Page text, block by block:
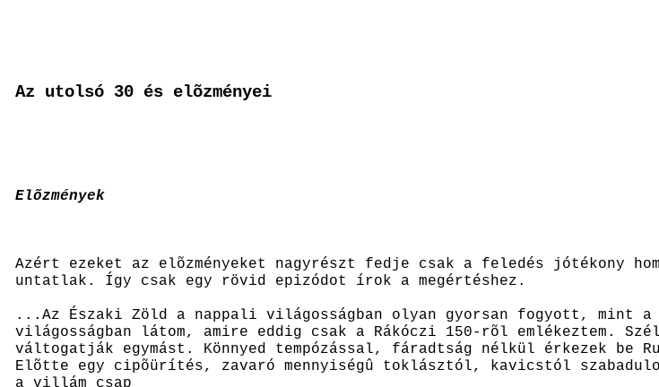
Az utolsó 30 és elõzményei
Elõzmények
Azért ezeket az elõzményeket nagyrészt fedje csak a feledés jótékony
untatlak. Így csak egy rövid epizódot írok a megértéshez.
...Az Északi Zöld a nappali világosságban olyan gyorsan fogyott, mint
világosságban látom, amire eddig csak a Rákóczi 150-rõl emlékeztem.
váltogatják egymást. Könnyed tempózással, fáradtság nélkül érkezek be
Elõtte egy cipõürítés, zavaró mennyiségû toklásztól, kavicstól
a villám csap